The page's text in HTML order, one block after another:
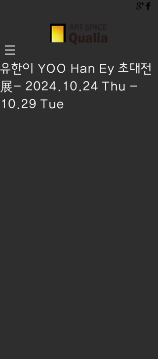
유한이 YOO Han Ey 초대전
展- 2024.10.24 Thu -
10.29 Tue